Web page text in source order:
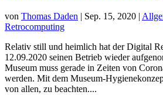
von Thomas Daden | Sep. 15, 2020 |
Retrocomputing
Relativ still und heimlich hat der Digital
12.09.2020 seinen Betrieb wieder
Museum muss gerade in Zeiten von
werden. Mit dem Museum-
von allen, zu beachten....